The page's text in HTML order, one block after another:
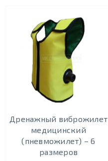
Дренажный виброжилет
медицинский
(пневможилет) – 6
размеров